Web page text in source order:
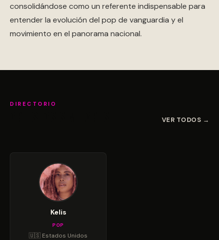
consolidándose como un referente indispensable para
entender la evolución del pop de vanguardia y el
movimiento en el panorama nacional.
DIRECTORIO
VER TODOS →
Kelis
POP
🇺🇸 Estados Unidos